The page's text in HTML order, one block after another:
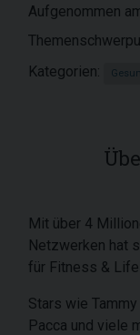
Aufgenommen
Kategorien:
Mit über 4
Netzwerken hat
für Fitness &
Stars wie
Pacca und viele